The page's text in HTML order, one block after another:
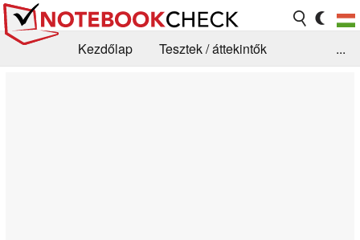
Kezdőlap
Tesztek / áttekintők
...